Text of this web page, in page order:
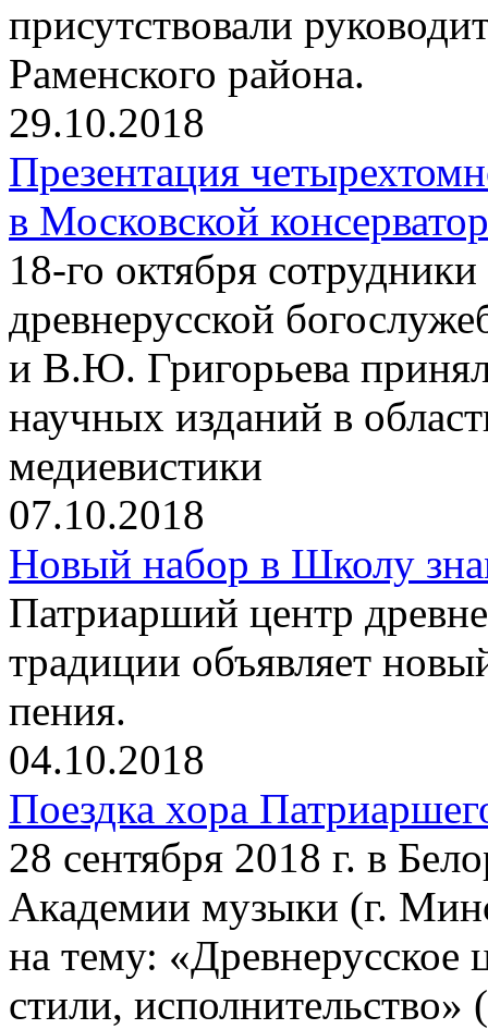
присутствовали
Раменского района.
29.10.2018
Презентация
в Московской
18-го октября
древнерусской
и В.Ю. Григорьева
научных изданий в
медиевистики
07.10.2018
Новый набор в Школу
Патриарший центр
традиции объявляет
пения.
04.10.2018
Поездка хора
28 сентября 2018 г. в
Академии музыки (г.
на тему: «Древнерусское
стили,